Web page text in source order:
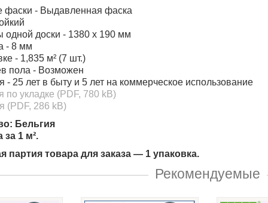
фаски - Выдавленная фаска
одной доски - 1380 x 190 мм
- 8 мм
- 1,835 м² (7 шт.)
пола - Возможен
- 25 лет в быту и 5 лет на коммерческое использование
по укладке (PDF, 780 kB)
(PDF, 286 kB)
Бельгия
за 1 м².
партия товара для заказа — 1 упаковка.
Рекомендуемые